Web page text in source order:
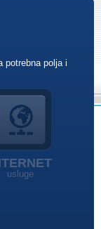
potrebna polja i
usluge